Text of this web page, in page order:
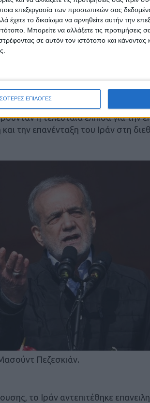
επεξεργασία των προσωπικών σας
έχετε το δικαίωμα να αρνηθείτε αυτήν την
Μπορείτε να αλλάξετε τις
σε αυτόν τον ιστότοπο και
ΕΠΙΛΟΓΕΣ
από μια συντηρητική κυβέρνηση με
εξέλεξε πέρυσι τον μεταρρυθμιστή
για διάλογο με τους εχθρούς
των εσωτερικών ζητημάτων
η τελευταία ελπίδα για την
την επανένταξη του Ιράν στη
Πεζεσκιάν.
το Ιράν αντεπιτέθηκε